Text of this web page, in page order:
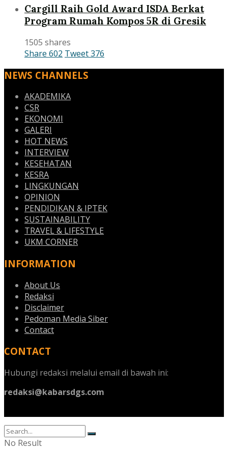
Cargill Raih Gold Award ISDA Berkat
Program Rumah Kompos 5R di Gresik
1505 shares
Share 602 Tweet376
NEWS CHANNELS
AKADEMIKA
CSR
EKONOMI
GALERI
HOT NEWS
INTERVIEW
KESEHATAN
KESRA
LINGKUNGAN
OPINION
PENDIDIKAN & IPTEK
SUSTAINABILITY
TRAVEL & LIFESTYLE
UKM CORNER
INFORMATION
About Us
Redaksi
Disclaimer
Pedoman Media Siber
Contact
CONTACT
Hubungi redaksi melalui email di bawah ini:
redaksi@kabarsdgs.com
No Result